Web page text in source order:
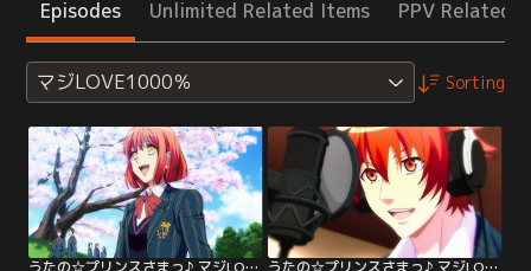
Episodes Unlimited Related Items PPV Related
マジLOVE1000％ Sorting
うたの☆プリンスさまっ♪ マジLOVE1000％ 第01話
うたの☆プリンスさまっ♪ マジLOVE1000％ 第02話